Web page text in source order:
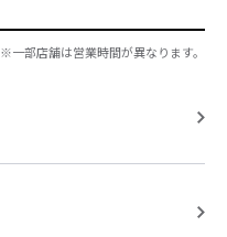
※一部店舗は営業時間が異なります。